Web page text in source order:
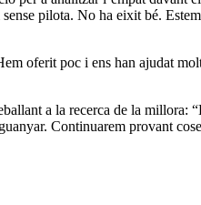
pilota. No ha eixit bé.
oferit poc i ens han ajudat
a la recerca de la
Continuarem provant